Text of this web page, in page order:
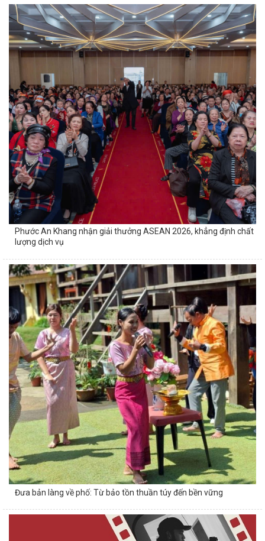
Phước An Khang nhận giải thưởng ASEAN 2026, khẳng định chất
lượng dịch vụ
Đưa bản làng về phố: Từ bảo tồn thuần túy đến bền vững